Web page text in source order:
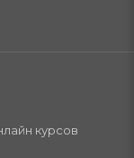
курсов